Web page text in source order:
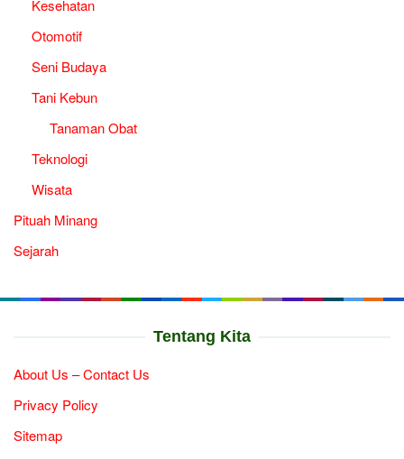
Kesehatan
Otomotif
Seni Budaya
Tani Kebun
Tanaman Obat
Teknologi
Wisata
Pituah Minang
Sejarah
Tentang Kita
About Us – Contact Us
Privacy Policy
Sitemap